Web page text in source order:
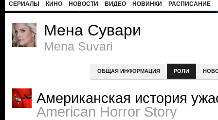
СЕРИАЛЫ КИНО НОВОСТИ ВИДЕО НОВИНКИ РАСПИСАНИЕ
Мена Сувари
Mena Suvari
ОБЩАЯ ИНФОРМАЦИЯ РОЛИ
Американская история
American Horror Story